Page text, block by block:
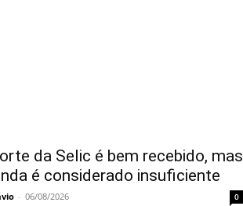
da Selic é bem recebido, mas
é considerado insuficiente
- 06/08/2026 0